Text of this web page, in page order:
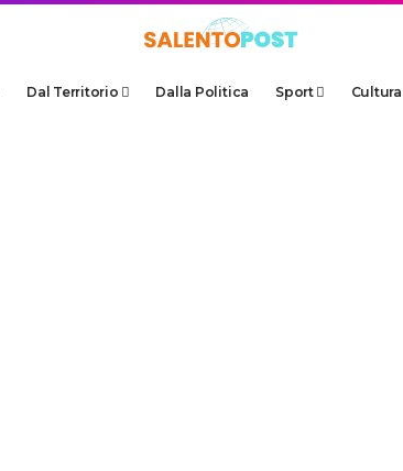
Dal Territorio Dalla Politica Sport Cultura